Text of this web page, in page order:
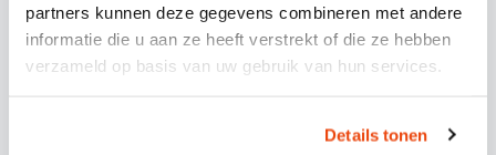
partners kunnen deze gegevens combineren met andere
informatie die u aan ze heeft verstrekt of die ze hebben
verzameld op basis van uw gebruik van hun services.
Details tonen
extra in voor het geval iemand vertraagd is.
Stuur een dag voor het evenement een